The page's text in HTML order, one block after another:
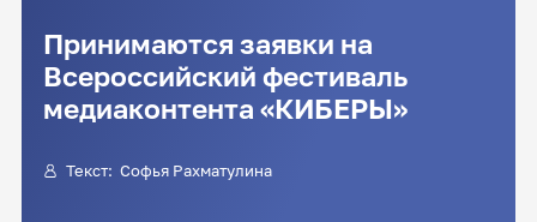
Принимаются заявки на
Всероссийский фестиваль
медиаконтента «КИБЕРЫ»
Текст: Софья Рахматулина